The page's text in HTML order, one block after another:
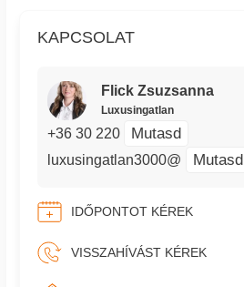
KAPCSOLAT
Flick Zsuzsanna
Luxusingatlan
+36 30 220 Mutasd
luxusingatlan3000@ Mutasd
IDŐPONTOT KÉREK
VISSZAHÍVÁST KÉREK